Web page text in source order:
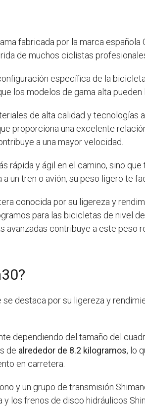
fabricada por la marca
de muchos ciclistas
específica de la
los modelos de gama alta pueden
de alta calidad y tecnologías
proporciona una excelente
a una mayor velocidad.
rápida y ágil en el camino, sino
un tren o avión, su peso ligero te
conocida por su ligereza y
para las bicicletas de nivel
avanzadas contribuye a este peso
destaca por su ligereza y
dependiendo del tamaño del
de alrededor de 8.2 kilogramos, lo
en carretera.
y un grupo de transmisión
los frenos de disco hidráulicos